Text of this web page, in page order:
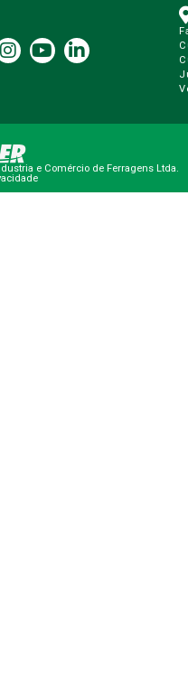
e Comércio de Ferragens Ltda.